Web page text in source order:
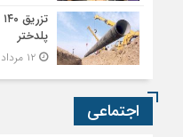
پلدختر
۱۲ مرداد ۱۴۰۵ - ۱۴:۰۹
اجتماعی